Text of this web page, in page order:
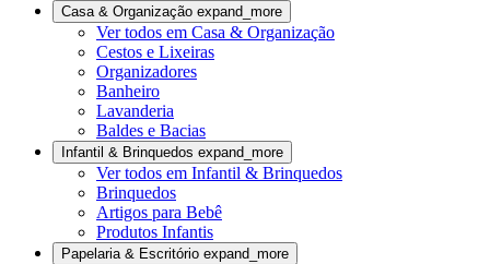
Casa & Organização expand_more
Ver todos em Casa & Organização
Cestos e Lixeiras
Organizadores
Banheiro
Lavanderia
Baldes e Bacias
Infantil & Brinquedos expand_more
Ver todos em Infantil & Brinquedos
Brinquedos
Artigos para Bebê
Produtos Infantis
Papelaria & Escritório expand_more